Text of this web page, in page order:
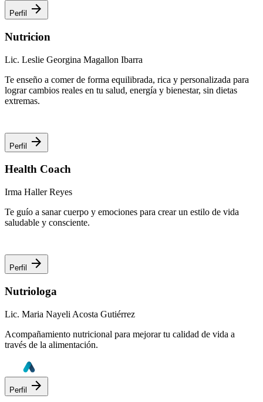
Perfil arrow_forward
Nutricion
Lic. Leslie Georgina Magallon Ibarra
Te enseño a comer de forma equilibrada, rica y personalizada para
lograr cambios reales en tu salud, energía y bienestar, sin dietas
extremas.
Perfil arrow_forward
Health Coach
Irma Haller Reyes
Te guío a sanar cuerpo y emociones para crear un estilo de vida
saludable y consciente.
Perfil arrow_forward
Nutriologa
Lic. Maria Nayeli Acosta Gutiérrez
Acompañamiento nutricional para mejorar tu calidad de vida a
través de la alimentación.
Perfil arrow_forward